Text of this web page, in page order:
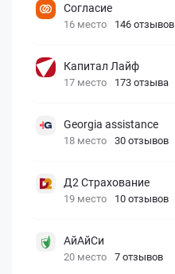
Согласие
16 место 146 отзывов
Капитал Лайф
17 место 173 отзыва
Georgia assistance
18 место 30 отзывов
Д2 Страхование
19 место 10 отзывов
АйАйСи
20 место 7 отзывов